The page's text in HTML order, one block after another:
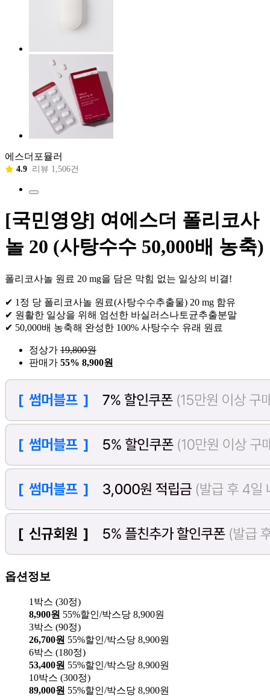
에스더포뮬러
4.9 리뷰 1,506건
[국민영양] 여에스더 폴리코사
놀 20 (사탕수수 50,000배 농축)
폴리코사놀 원료 20 mg을 담은 막힘 없는 일상의 비결!
✔ 1정 당 폴리코사놀 원료(사탕수수추출물) 20 mg 함유
✔ 원활한 일상을 위해 엄선한 바실러스나토균추출분말
✔ 50,000배 농축해 완성한 100% 사탕수수 유래 원료
정상가 19,800원
판매가 55% 8,900원
옵션정보
1박스 (30정)
8,900원 55%할인/박스당 8,900원
3박스 (90정)
26,700원 55%할인/박스당 8,900원
6박스 (180정)
53,400원 55%할인/박스당 8,900원
10박스 (300정)
89,000원 55%할인/박스당 8,900원